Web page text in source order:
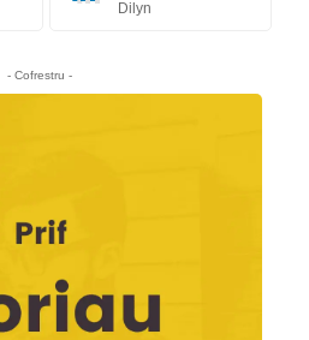
Dilyn
- Cofrestru -